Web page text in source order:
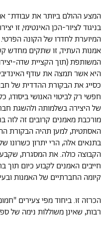
המצע ההולם ביותר את עבודת־
בניגוד לציור-הכן האינטימי, זו
המיוערת לחדרו של הקונה
אמנות העתיד, זו שתקים מחדש
המשותפת (תוך הקציית שדה-
היא אשר תמצה את עודף
כסייג את הבקורת ההדדית של
חפשי רק לביטוי האנושי
של היצירה בשלמותה ולהשגת
מורכבת מאמנים קרובים זה
האסתטית, למען תהיה הבקורת
בתנאים אלה, הרי יתרון
הקבוצה כולה. את המסגרת,
חייבים האמנים לקבוע כיום
קיומה החברתיים של האמנות
הכרזה זו. ביחוד מפי צעירים
רבות, שאינן משוללות נימה של